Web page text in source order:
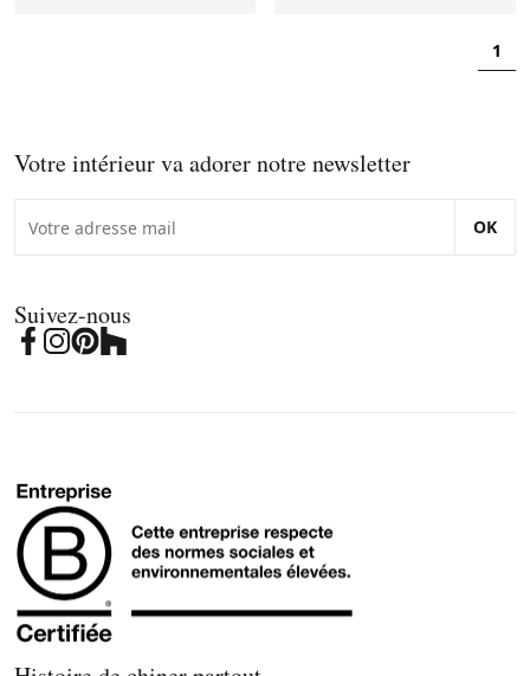
1
Votre intérieur va adorer notre newsletter
OK
Suivez-nous